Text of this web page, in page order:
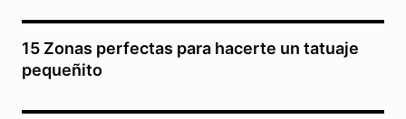
15 Zonas perfectas para hacerte un tatuaje
pequeñito